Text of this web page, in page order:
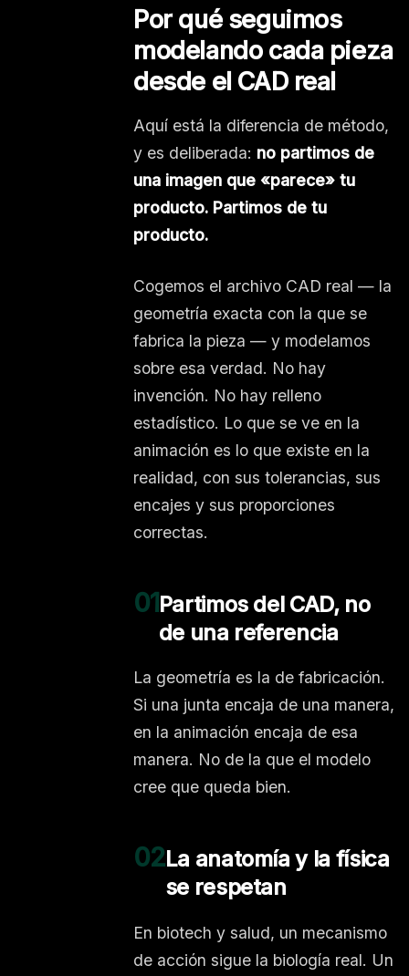
Por qué seguimos
modelando cada pieza
desde el CAD real
Aquí está la diferencia de método,
y es deliberada: no partimos de
una imagen que «parece» tu
producto. Partimos de tu
producto.
Cogemos el archivo CAD real — la
geometría exacta con la que se
fabrica la pieza — y modelamos
sobre esa verdad. No hay
invención. No hay relleno
estadístico. Lo que se ve en la
animación es lo que existe en la
realidad, con sus tolerancias, sus
encajes y sus proporciones
correctas.
01Partimos del CAD, no
de una referencia
La geometría es la de fabricación.
Si una junta encaja de una manera,
en la animación encaja de esa
manera. No de la que el modelo
cree que queda bien.
02La anatomía y la física
se respetan
En biotech y salud, un mecanismo
de acción sigue la biología real. Un